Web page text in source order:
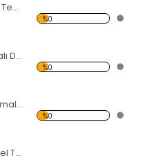
Kare İçinde Kareler Temalı Duvar Sticker
%0
Teldeki Kuşlar Temalı Duvar Sticker
%0
Sonbahar Ağacı Temalı Duvar Sticker
%0
Binalar Çizimi ve Direl Temalı Duvar Sticker